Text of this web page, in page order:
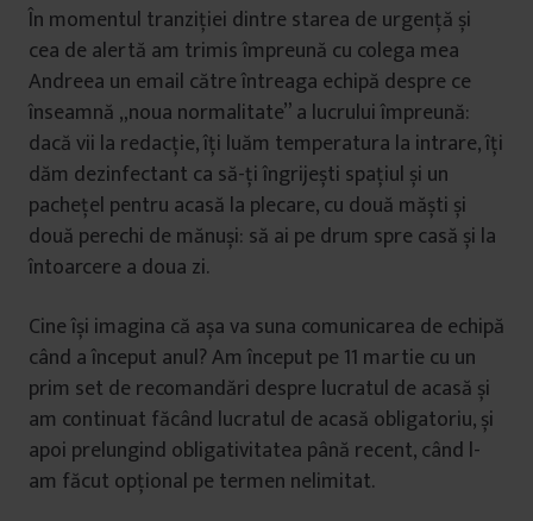
În momentul tranziției dintre starea de urgență și
cea de alertă am trimis împreună cu colega mea
Andreea un email către întreaga echipă despre ce
înseamnă „noua normalitate” a lucrului împreună:
dacă vii la redacție, îți luăm temperatura la intrare, îți
dăm dezinfectant ca să-ți îngrijești spațiul și un
pachețel pentru acasă la plecare, cu două măști și
două perechi de mănuși: să ai pe drum spre casă și la
întoarcere a doua zi.
Cine își imagina că așa va suna comunicarea de echipă
când a început anul? Am început pe 11 martie cu un
prim set de recomandări despre lucratul de acasă și
am continuat făcând lucratul de acasă obligatoriu, și
apoi prelungind obligativitatea până recent, când l-
am făcut opțional pe termen nelimitat.